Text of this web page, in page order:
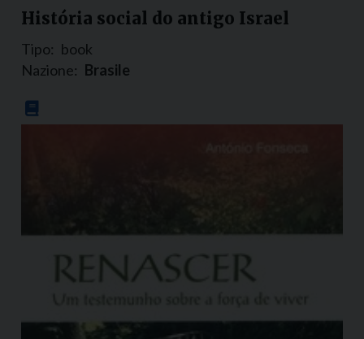
História social do antigo Israel
Tipo: book
Nazione: Brasile